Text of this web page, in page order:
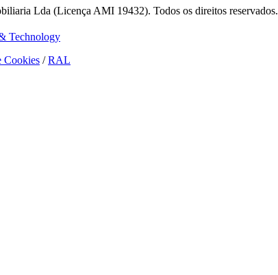
Lda (Licença AMI 19432). Todos os direitos reservados.
Technology
Cookies /RAL